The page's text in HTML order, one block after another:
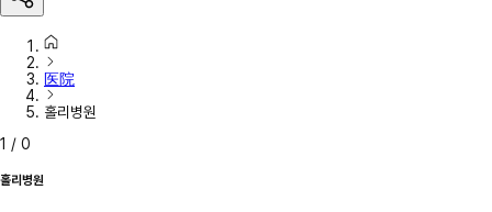
医院
홀리병원
1 / 0
홀리병원